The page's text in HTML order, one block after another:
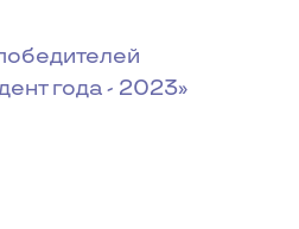
года - 2023»